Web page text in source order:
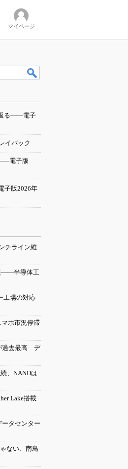
マイページ
返る――電子
イバック
電子版
子版2026年
チライン維
――半導体工
工場の対応
マホ市況停滞
過去最高 デ
、NANDは
Lake搭載
タセンター
ない、南鳥